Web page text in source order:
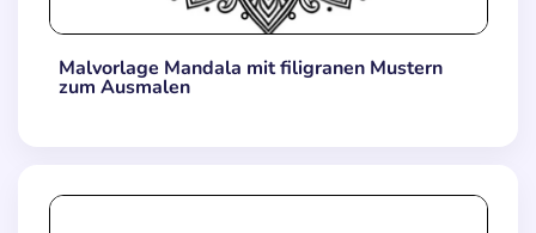
Malvorlage Mandala mit filigranen Mustern
zum Ausmalen